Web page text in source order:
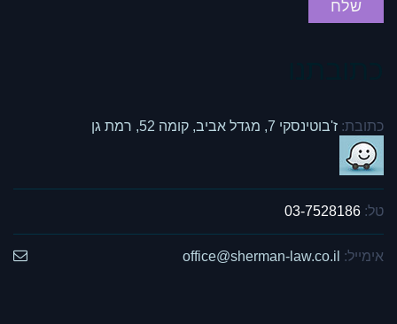
כתובת: ז'בוטינסקי 7, מגדל אביב, קומה 52, רמת גן
טל: 03-7528186
אימייל: office@sherman-law.co.il